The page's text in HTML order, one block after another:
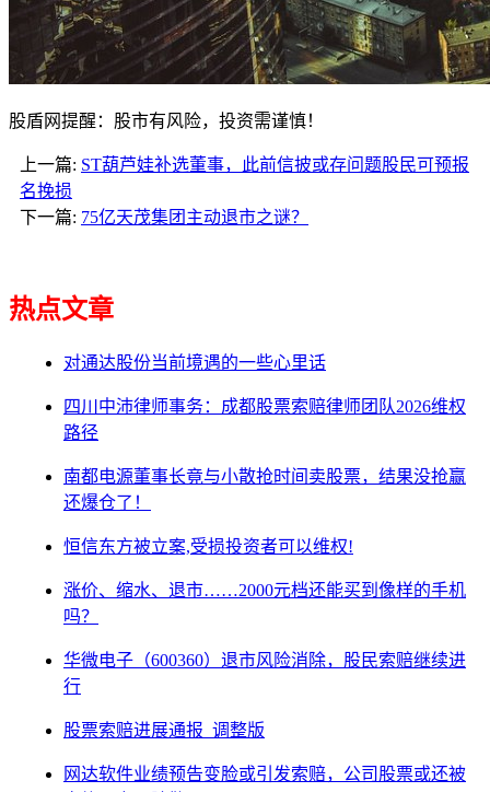
股盾网提醒：股市有风险，投资需谨慎！
上一篇: ST葫芦娃补选董事，此前信披或存问题股民可预报
名挽损
下一篇: 75亿天茂集团主动退市之谜？
热点文章
对通达股份当前境遇的一些心里话
四川中沛律师事务：成都股票索赔律师团队2026维权
路径
南都电源董事长竟与小散抢时间卖股票，结果没抢赢
还爆仓了！
恒信东方被立案,受损投资者可以维权!
涨价、缩水、退市……2000元档还能买到像样的手机
吗？
华微电子（600360）退市风险消除，股民索赔继续进
行
股票索赔进展通报_调整版
网达软件业绩预告变脸或引发索赔，公司股票或还被